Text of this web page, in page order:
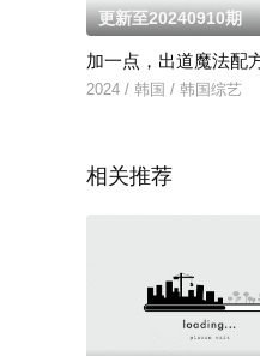
更新至20240910期
加一点，出道魔法配
2024 / 韩国 / 韩国综艺
相关推荐